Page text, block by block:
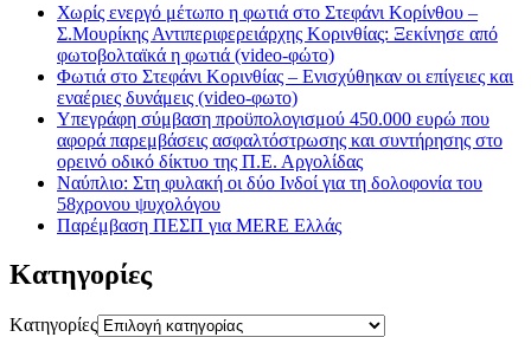
Χωρίς ενεργό μέτωπο η φωτιά στο Στεφάνι Κορίνθου –
Σ.Μουρίκης Αντιπεριφερειάρχης Κορινθίας: Ξεκίνησε από
φωτοβολταϊκά η φωτιά (video-φώτο)
Φωτιά στο Στεφάνι Κορινθίας – Ενισχύθηκαν οι επίγειες και
εναέριες δυνάμεις (video-φωτο)
Υπεγράφη σύμβαση προϋπολογισμού 450.000 ευρώ που
αφορά παρεμβάσεις ασφαλτόστρωσης και συντήρησης στο
ορεινό οδικό δίκτυο της Π.Ε. Αργολίδας
Ναύπλιο: Στη φυλακή οι δύο Ινδοί για τη δολοφονία του
58χρονου ψυχολόγου
Παρέμβαση ΠΕΣΠ για MERE Ελλάς
Kατηγορίες
Kατηγορίες